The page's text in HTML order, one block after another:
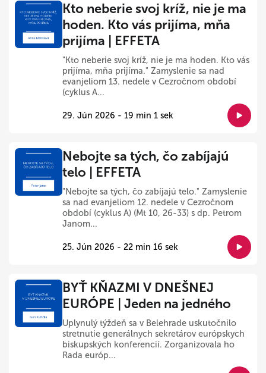
Kto neberie svoj kríž, nie je ma
hoden. Kto vás prijíma, mňa
prijíma | EFFETA
"Kto neberie svoj kríž, nie je ma hoden. Kto vás
prijíma, mňa prijíma." Zamyslenie sa nad
evanjeliom 13. nedele v Cezročnom období
(cyklus A...
29. Jún 2026 - 19 min 1 sek
Nebojte sa tých, čo zabíjajú
telo | EFFETA
"Nebojte sa tých, čo zabíjajú telo." Zamyslenie
sa nad evanjeliom 12. nedele v Cezročnom
období (cyklus A) (Mt 10, 26-33) s dp. Petrom
Janom...
25. Jún 2026 - 22 min 16 sek
BYŤ KŇAZMI V DNEŠNEJ
EURÓPE | Jeden na jedného
Uplynulý týždeň sa v Belehrade uskutočnilo
stretnutie generálnych sekretárov európskych
biskupských konferencií. Zorganizovala ho
Rada európ...